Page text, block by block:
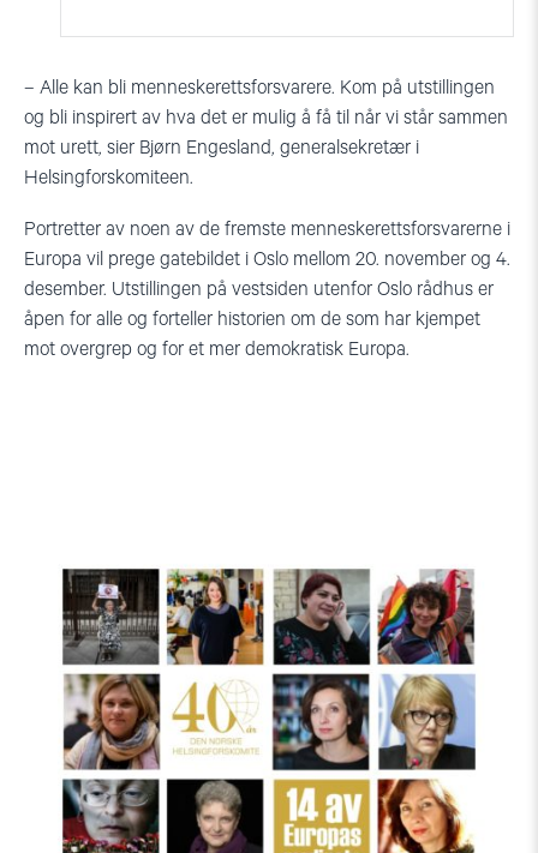
– Alle kan bli menneskerettsforsvarere. Kom på utstillingen
og bli inspirert av hva det er mulig å få til når vi står sammen
mot urett, sier Bjørn Engesland, generalsekretær i
Helsingforskomiteen.
Portretter av noen av de fremste menneskerettsforsvarerne i
Europa vil prege gatebildet i Oslo mellom 20. november og 4.
desember. Utstillingen på vestsiden utenfor Oslo rådhus er
åpen for alle og forteller historien om de som har kjempet
mot overgrep og for et mer demokratisk Europa.